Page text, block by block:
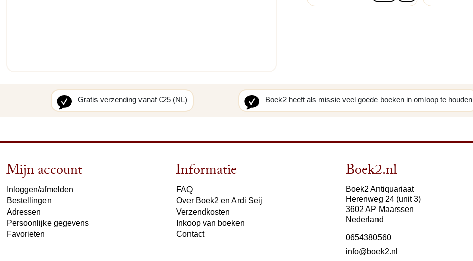
Gratis verzending vanaf €25 (NL) Boek2 heeft als missie veel goede boeken in omloop te houden
Mijn account
Inloggen/afmelden
Bestellingen
Adressen
Persoonlijke gegevens
Favorieten
Informatie
FAQ
Over Boek2 en Ardi Seij
Verzendkosten
Inkoop van boeken
Contact
Boek2.nl
Boek2 Antiquariaat
Herenweg 24 (unit 3)
3602 AP Maarssen
Nederland
0654380560
info@boek2.nl